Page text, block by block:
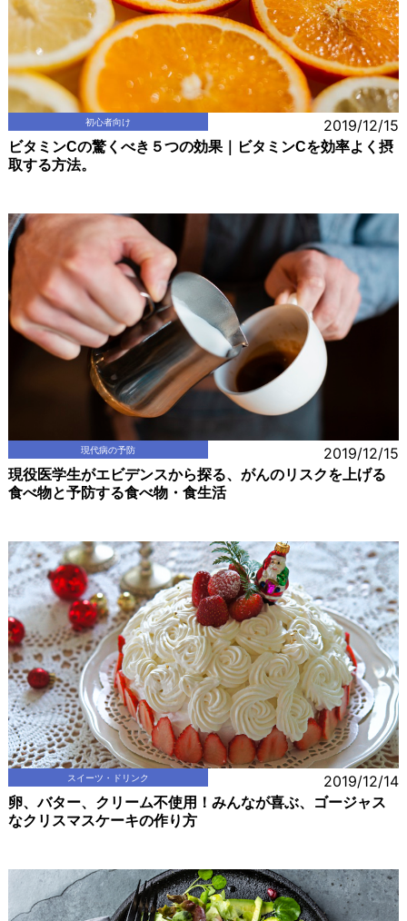
初心者向け 2019/12/15
ビタミンCの驚くべき５つの効果｜ビタミンCを効率よく摂
取する方法。
現代病の予防 2019/12/15
現役医学生がエビデンスから探る、がんのリスクを上げる
食べ物と予防する食べ物・食生活
スイーツ・ドリンク 2019/12/14
卵、バター、クリーム不使用！みんなが喜ぶ、ゴージャス
なクリスマスケーキの作り方